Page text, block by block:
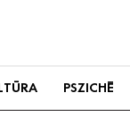
PSZICHÉ